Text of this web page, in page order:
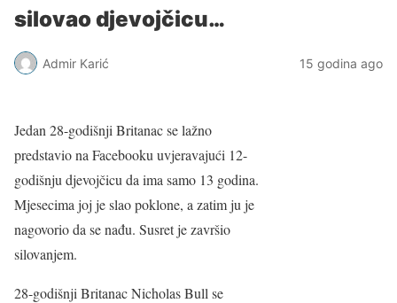
silovao djevojčicu…
Admir Karić 15 godina ago
Jedan 28-godišnji Britanac se lažno
predstavio na Facebooku uvjeravajući 12-
godišnju djevojčicu da ima samo 13 godina.
Mjesecima joj je slao poklone, a zatim ju je
nagovorio da se nađu. Susret je završio
silovanjem.
28-godišnji Britanac Nicholas Bull se